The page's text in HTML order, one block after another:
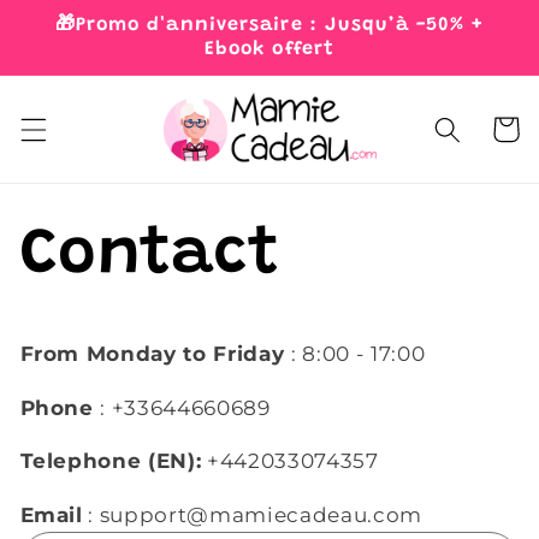
Skip to
🎁Promo d'anniversaire : Jusqu’à -50% +
Ebook offert
Cart
Contact
From Monday to Friday : 8:00 - 17:00
Phone : +33644660689
Telephone (EN): +442033074357
Email : support@mamiecadeau.com